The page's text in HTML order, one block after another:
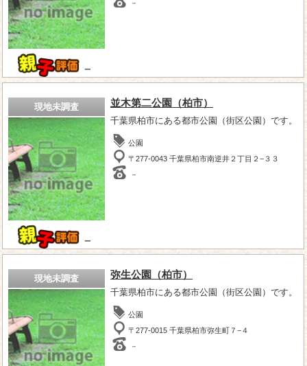
－
－
現地未調査
－
並木第二公園（柏市）
千葉県柏市にある都市公園（街区公園）です。
公園
〒277-0043 千葉県柏市南逆井２丁目２−３３
－
現地未調査 弥生公園（柏市）
千葉県柏市にある都市公園（街区公園）です。
公園
〒277-0015 千葉県柏市弥生町７−４
－